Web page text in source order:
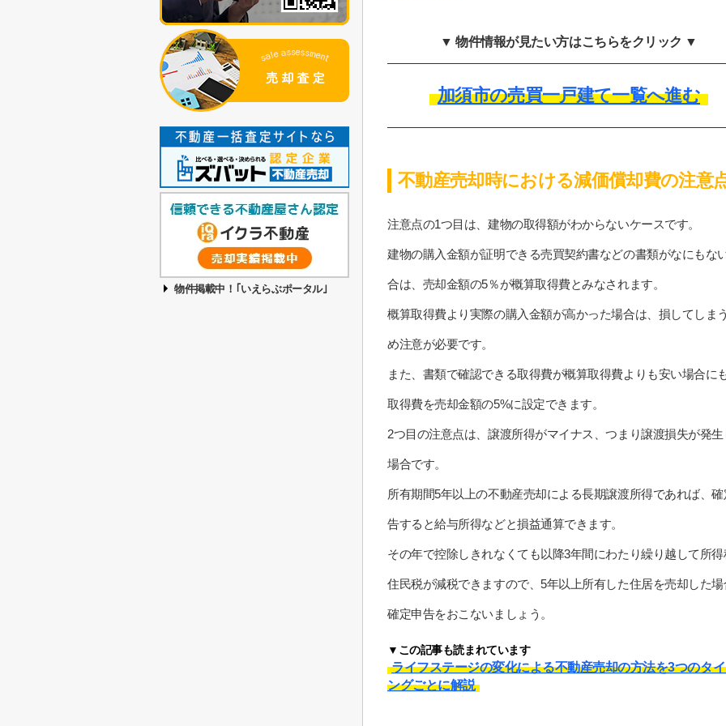
▼ 物件情報が見たい方はこちらをクリック ▼
加須市の売買一戸建て一覧へ進む
不動産売却時における減価償却費の注意
注意点の1つ目は、建物の取得額がわからないケースです。
建物の購入金額が証明できる売買契約書などの書類がなにもな
合は、売却金額の5％が概算取得費とみなされます。
概算取得費より実際の購入金額が高かった場合は、損してしま
め注意が必要です。
また、書類で確認できる取得費が概算取得費よりも安い場合にも
取得費を売却金額の5%に設定できます。
2つ目の注意点は、譲渡所得がマイナス、つまり譲渡損失が発生
場合です。
所有期間5年以上の不動産売却による長期譲渡所得であれば、確
告すると給与所得などと損益通算できます。
その年で控除しきれなくても以降3年間にわたり繰り越して所
住民税が減税できますので、5年以上所有した住居を売却した場
確定申告をおこないましょう。
▼この記事も読まれています
ライフステージの変化による不動産売却の方法を3つのタ
ングごとに解説
物件掲載中！｢いえらぶポータル｣